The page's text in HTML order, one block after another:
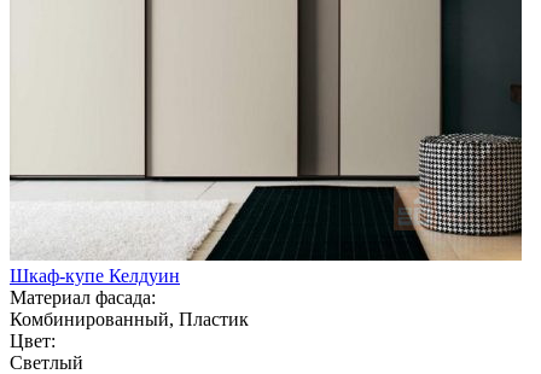
Шкаф-купе Келдуин
Материал фасада:
Комбинированный, Пластик
Цвет:
Светлый